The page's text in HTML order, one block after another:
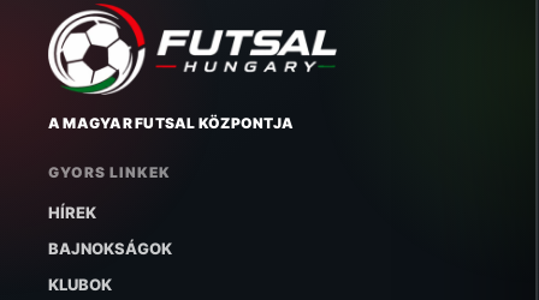
A MAGYAR FUTSAL KÖZPONTJA
GYORS LINKEK
HÍREK
BAJNOKSÁGOK
KLUBOK